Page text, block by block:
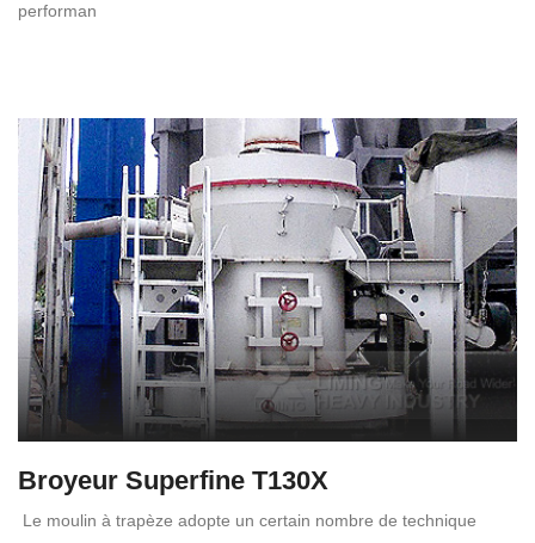
performan
Broyeur Superfine T130X
Le moulin à trapèze adopte un certain nombre de technique